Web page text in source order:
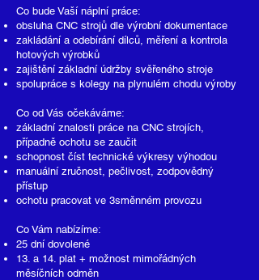
Co bude Vaší náplní práce:
obsluha CNC strojů dle výrobní dokumentace
zakládání a odebírání dílců, měření a kontrola
hotových výrobků
zajištění základní údržby svěřeného stroje
spolupráce s kolegy na plynulém chodu výroby
Co od Vás očekáváme:
základní znalosti práce na CNC strojích,
případně ochotu se zaučit
schopnost číst technické výkresy výhodou
manuální zručnost, pečlivost, zodpovědný
přístup
ochotu pracovat ve 3směnném provozu
Co Vám nabízíme:​
25 dní dovolené
13. a 14. plat + možnost mimořádných
měsíčních odměn